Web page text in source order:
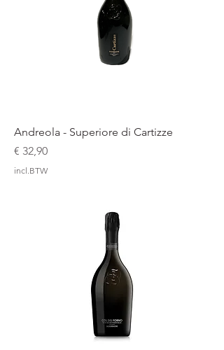
Andreola - Superiore di Cartizze
Prijs
€ 32,90
incl.BTW